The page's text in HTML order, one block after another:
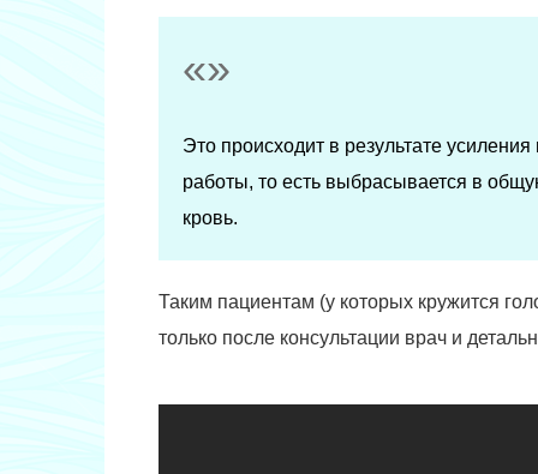
Это происходит в результате
работы, то есть выбрасывается в
кровь.
Таким пациентам (у которых кружится
только после консультации врач и